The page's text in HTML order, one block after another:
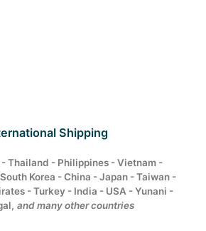
Shipping
Thailand - Philippines - Vietnam -
Korea - China - Japan - Taiwan -
- Turkey - India - USA - Yunani -
and many other countries